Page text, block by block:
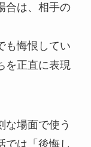
合は、相手の
も悔恨してい
を正直に表現
な場面で使う
では「後悔し